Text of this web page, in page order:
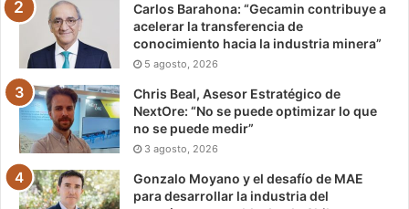
Carlos Barahona: “Gecamin contribuye a
acelerar la transferencia de
conocimiento hacia la industria minera”
5 agosto, 2026
Chris Beal, Asesor Estratégico de
NextOre: “No se puede optimizar lo que
no se puede medir”
3 agosto, 2026
Gonzalo Moyano y el desafío de MAE
para desarrollar la industria del